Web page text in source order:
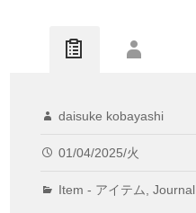
daisuke kobayashi
01/04/2025/火
Item - アイテム ,Journal